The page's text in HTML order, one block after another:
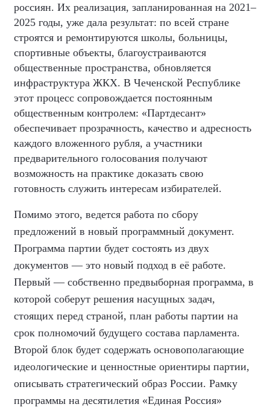
россиян. Их реализация, запланированная на 2021–
2025 годы, уже дала результат: по всей стране
строятся и ремонтируются школы, больницы,
спортивные объекты, благоустраиваются
общественные пространства, обновляется
инфраструктура ЖКХ. В Чеченской Республике
этот процесс сопровождается постоянным
общественным контролем: «Партдесант»
обеспечивает прозрачность, качество и адресность
каждого вложенного рубля, а участники
предварительного голосования получают
возможность на практике доказать свою
готовность служить интересам избирателей.
Помимо этого, ведется работа по сбору
предложений в новый программный документ.
Программа партии будет состоять из двух
документов — это новый подход в её работе.
Первый — собственно предвыборная программа, в
которой соберут решения насущных задач,
стоящих перед страной, план работы партии на
срок полномочий будущего состава парламента.
Второй блок будет содержать основополагающие
идеологические и ценностные ориентиры партии,
описывать стратегический образ России. Рамку
программы на десятилетия «Единая Россия»